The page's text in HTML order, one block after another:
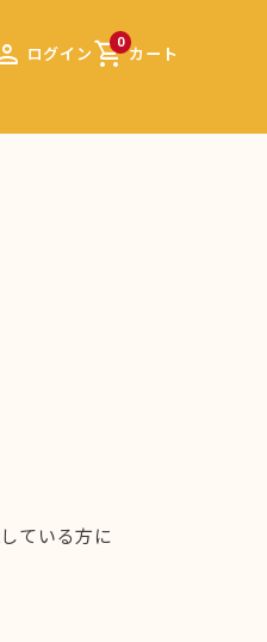
ログイン 0
shopping_cartカート
ている方に